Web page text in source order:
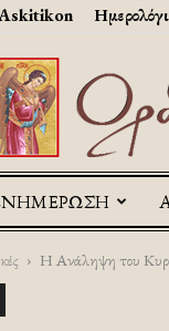
Η Ανάληψη του